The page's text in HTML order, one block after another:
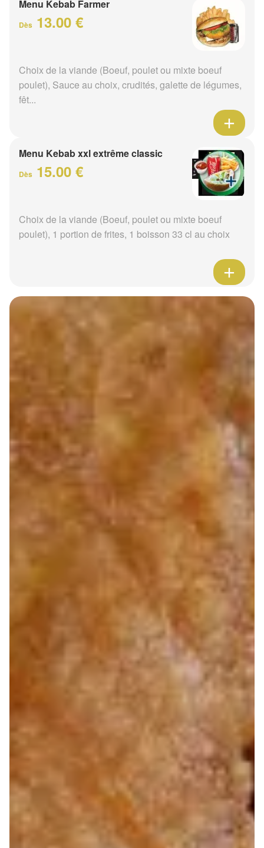
Menu Kebab Farmer
Dès 13.00 €
Choix de la viande (Boeuf, poulet ou mixte boeuf
poulet), Sauce au choix, crudités, galette de légumes,
fêt...
Menu Kebab xxl extrême classic
Dès 15.00 €
Choix de la viande (Boeuf, poulet ou mixte boeuf
poulet), 1 portion de frites, 1 boisson 33 cl au choix